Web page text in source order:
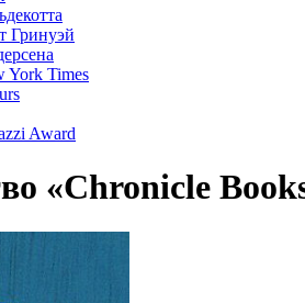
Гринуэй
York Times
Award
«Chronicle